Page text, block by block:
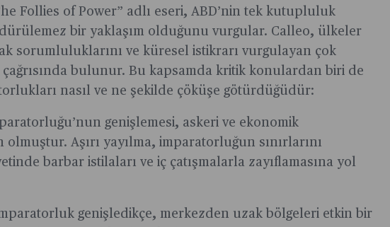
Follies of Power” adlı eseri, ABD’nin tek kutupluluk
bir yaklaşım olduğunu vurgular. Calleo, ülkeler
sorumluluklarını ve küresel istikrarı vurgulayan çok
bulunur. Bu kapsamda kritik konulardan biri de
nasıl ve ne şekilde çöküşe götürdüğüdür:
genişlemesi, askeri ve ekonomik
Aşırı yayılma, imparatorluğun sınırlarını
barbar istilaları ve iç çatışmalarla zayıflamasına yol
genişledikçe, merkezden uzak bölgeleri etkin bir